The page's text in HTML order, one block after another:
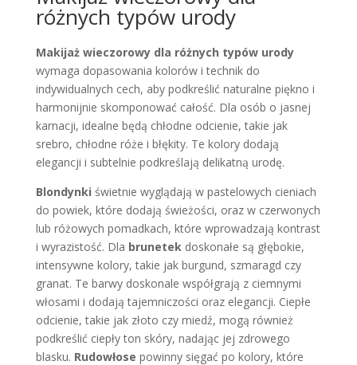
różnych typów urody
Makijaż wieczorowy dla różnych typów urody
wymaga dopasowania kolorów i technik do
indywidualnych cech, aby podkreślić naturalne piękno i
harmonijnie skomponować całość. Dla osób o jasnej
karnacji, idealne będą chłodne odcienie, takie jak
srebro, chłodne róże i błękity. Te kolory dodają
elegancji i subtelnie podkreślają delikatną urodę.
Blondynki świetnie wyglądają w pastelowych cieniach
do powiek, które dodają świeżości, oraz w czerwonych
lub różowych pomadkach, które wprowadzają kontrast
i wyrazistość. Dla brunetek doskonałe są głębokie,
intensywne kolory, takie jak burgund, szmaragd czy
granat. Te barwy doskonale współgrają z ciemnymi
włosami i dodają tajemniczości oraz elegancji. Ciepłe
odcienie, takie jak złoto czy miedź, mogą również
podkreślić ciepły ton skóry, nadając jej zdrowego
blasku. Rudowłose powinny sięgać po kolory, które